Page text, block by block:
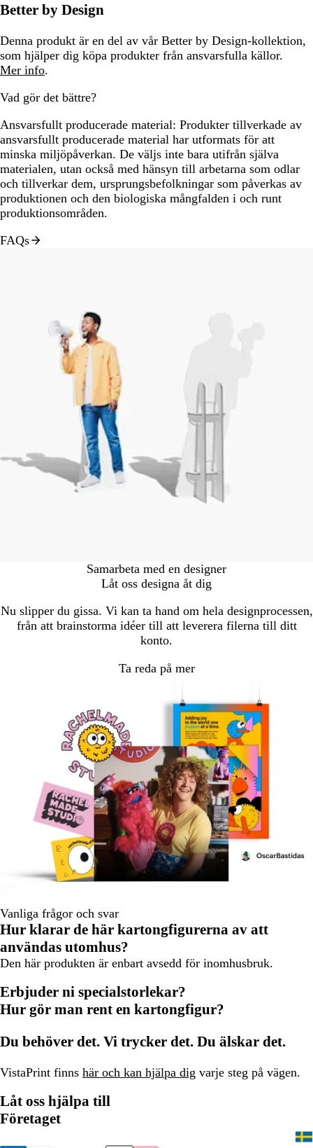
Better by Design
Denna produkt är en del av vår Better by Design-kollektion,
som hjälper dig köpa produkter från ansvarsfulla källor.
Mer info.
Vad gör det bättre?
Ansvarsfullt producerade material: Produkter tillverkade av
ansvarsfullt producerade material har utformats för att
minska miljöpåverkan. De väljs inte bara utifrån själva
materialen, utan också med hänsyn till arbetarna som odlar
och tillverkar dem, ursprungsbefolkningar som påverkas av
produktionen och den biologiska mångfalden i och runt
produktionsområden.
FAQs
Samarbeta med en designer
Låt oss designa åt dig
Nu slipper du gissa. Vi kan ta hand om hela designprocessen,
från att brainstorma idéer till att leverera filerna till ditt
konto.
Ta reda på mer
Vanliga frågor och svar
Hur klarar de här kartongfigurerna av att
användas utomhus?
Den här produkten är enbart avsedd för inomhusbruk.
Erbjuder ni specialstorlekar?
Hur gör man rent en kartongfigur?
Du behöver det. Vi trycker det. Du älskar det.
VistaPrint finns här och kan hjälpa dig varje steg på vägen.
Låt oss hjälpa till
Företaget